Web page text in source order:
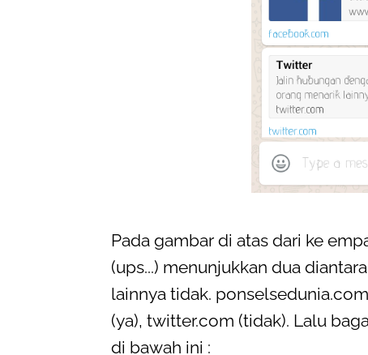
Pada gambar di atas dari ke
(ups...) menunjukkan dua
lainnya tidak.
(ya), twitter.com (tidak). Lalu
di bawah ini :